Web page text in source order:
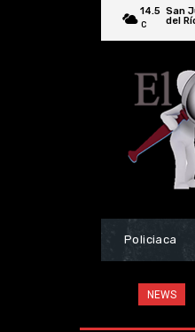
14.5
C
San
del
Policiaca
NEWS